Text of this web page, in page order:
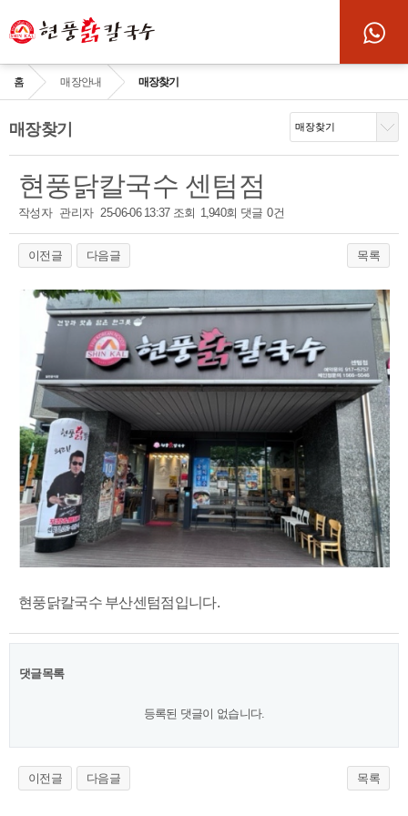
홈 매장안내 매장찾기
매장찾기
현풍닭칼국수 센텀점
작성자 관리자 25-06-06 13:37조회 1,940회 댓글 0건
이전글 다음글 목록
본문
현풍닭칼국수 부산센텀점입니다.
댓글목록
등록된 댓글이 없습니다.
이전글 다음글 목록